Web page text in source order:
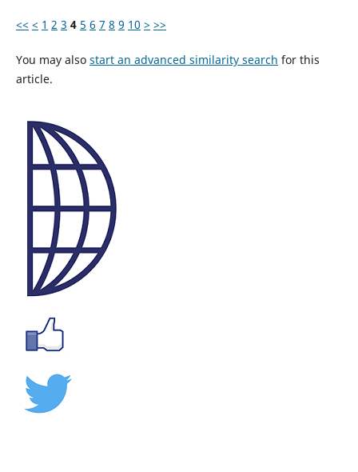
<< < 1 2 3 4 5 6 7 8 9 10 > >>
You may also start an advanced similarity search for this
article.